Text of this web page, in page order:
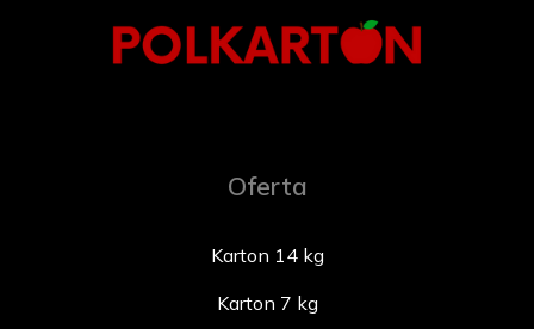
Oferta
Karton 14 kg
Karton 7 kg